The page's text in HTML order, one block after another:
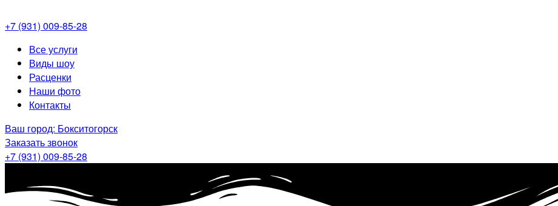
+7 (931) 009-85-28
МенюВсе услуги
Виды шоу
Расценки
Наши фото
Контакты
Ваш город: Бокситогорск
Заказать звонок
+7 (931) 009-85-28